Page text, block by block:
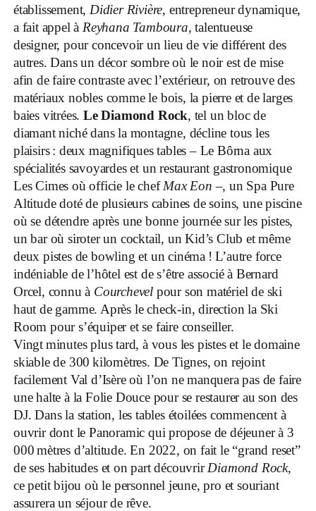
établissement, Didier Rivière, entrepreneur dynamique,
a fait appel à Reyhana Tamboura, talentueuse
designer, pour concevoir un lieu de vie différent des
autres. Dans un décor sombre où le noir est de mise
afin de faire contraste avec l’extérieur, on retrouve des
matériaux nobles comme le bois, la pierre et de larges
baies vitrées.Le Diamond Rock, tel un bloc de
diamant niché dans la montagne, décline tous les
plaisirs : deux magnifiques tables – Le Bôrna aux
spécialités savoyardes et un restaurant gastronomique
Les Cimes où officie le chefMax Eon –, un Spa Pure
Altitude doté de plusieurs cabines de soins, une piscine
où se détendre après une bonne journée sur les pistes,
un bar où siroter un cocktail, un Kid’s Club et même
deux pistes de bowling et un cinéma ! L’autre force
indéniable de l’hôtel est de s’être associé à Bernard
Orcel, connu à Courchevel pour son matériel de ski
haut de gamme. Après le check-in, direction la Ski
Room pour s’équiper et se faire conseiller.
Vingt minutes plus tard, à vous les pistes et le domaine
skiable de 300 kilomètres. De Tignes, on rejoint
facilement Val d’Isère où l’on ne manquera pas de faire
une halte à la Folie Douce pour se restaurer au son des
DJ. Dans la station, les tables étoilées commencent à
ouvrir dont le Panoramic qui propose de déjeuner à 3
000 mètres d’altitude. En 2022, on fait le “grand reset”
de ses habitudes et on part découvrirDiamond Rock,
ce petit bijou où le personnel jeune, pro et souriant
assurera un séjour de rêve.